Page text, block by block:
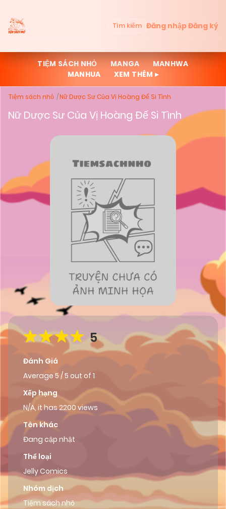
Tìm kiếm Đăng nhậpĐăng ký
TIỆM SÁCH NHỎ MANGA
MANHWA
MANHUA
XEM THÊM ▸
Tiệm sách nhỏ Nữ Dược Sư Của Vị Hoàng Đế Si Tình
Nữ Dược Sư Của Vị Hoàng Đế Si Tình
5
Đánh Giá
Average 5 /5 out of 1
Xếp hạng
N/A, it has 2200 views
Tên khác
Đang cập nhật
Thể loại
Jelly Comics
Nhóm dịch
Tiệm sách nhỏ